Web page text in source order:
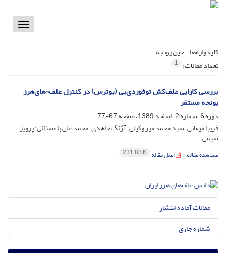
Toggle
کلیدواژه‌ها =چین یونجه
تعداد مقالات: 1
بررسی کارایی علف‌کش توفوردی‌بی (بوترس) در کنترل علف¬های‌هرز
یونجه مستقر
دوره 6، شماره 2، اسفند 1389، صفحه
67-77
فریبا میقانی؛ سید محمد میر وکیلی؛ آ‍‍ژنگ جاهدی؛ محمد علی باغستانی؛ پرویز
شیمی
مشاهده مقاله اصل مقاله 231.83 K
مقالات آماده انتشار
شماره جاری